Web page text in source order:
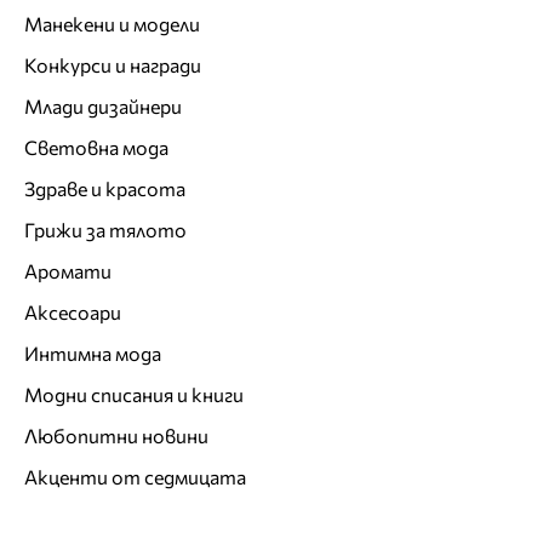
Манекени и модели
Конкурси и награди
Млади дизайнери
Световна мода
Здраве и красота
Грижи за тялото
Аромати
Аксесоари
Интимна мода
Модни списания и книги
Любопитни новини
Акценти от седмицата